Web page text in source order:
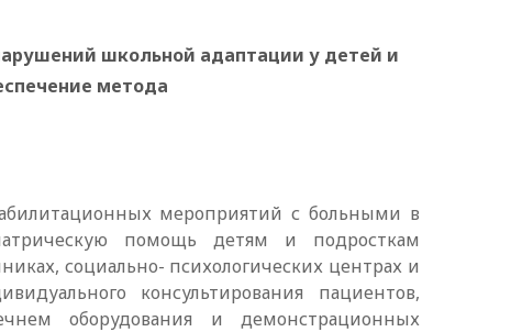
школьной адаптации у детей и
метода
мероприятий с больными в
помощь детям и подросткам
социально- психологических центрах и
консультирования пациентов,
оборудования и демонстрационных